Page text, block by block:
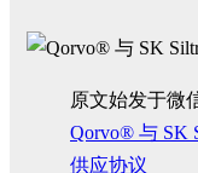
原文始发于微
Qorvo® 与 SK
供应协议